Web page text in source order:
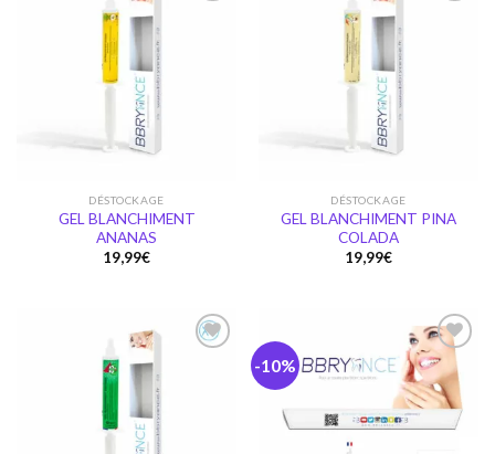
DÉSTOCKAGE
GEL BLANCHIMENT
ANANAS
19,99€
DÉSTOCKAGE
GEL BLANCHIMENT PINA
COLADA
19,99€
-10%
Ajouter
wishlist